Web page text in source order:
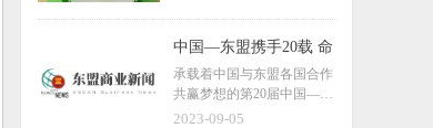
成。
中国—东盟携手20载 命
运与共创未来
承载着中国与东盟各国合作
共赢梦想的第20届中国—东
盟博览会（简称东博会）将
2023-09-05